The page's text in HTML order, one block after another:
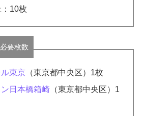
10枚
要枚数
東京（東京都中央区）1枚
日本橋箱崎（東京都中央区）1